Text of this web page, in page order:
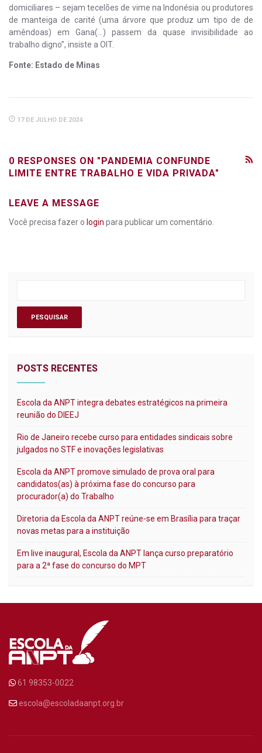
domiciliares – sejam tecelões de vime na Indonésia ou produtores
de manteiga de carité (uma árvore que produz um tipo de de
amêndoas) em Gana(…) passem da quase invisibilidade ao
trabalho digno”, insiste a OIT.
Fonte: Estado de Minas
17 DE JULHO DE 2024
0 RESPONSES ON "PANDEMIA CONFUNDE
LIMITE ENTRE TRABALHO E VIDA PRIVADA"
LEAVE A MESSAGE
Você precisa fazer o login para publicar um comentário.
POSTS RECENTES
Escola da ANPT integra debates estratégicos na primeira
reunião do DIEEJ
Rio de Janeiro recebe curso para entidades sindicais sobre
julgados no STF e inovações legislativas
Escola da ANPT promove simulado de prova oral para
candidatos(as) à próxima fase do concurso para
procurador(a) do Trabalho
Diretoria da Escola da ANPT reúne-se em Brasília para traçar
novas metas para a instituição
Em live inaugural, Escola da ANPT lança curso preparatório
para a 2ª fase do concurso do MPT
61 98353-0022
escola@escoladaanpt.org.br